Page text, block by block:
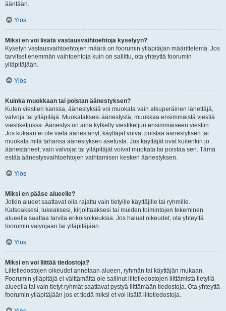
ääntään.
Ylös
Miksi en voi lisätä vastausvaihtoehtoja kyselyyn?
Kyselyn vastausvaihtoehtojen määrä on foorumin ylläpitäjän määrittelemä. Jos
tarvitset enemmän vaihtoehtoja kuin on sallittu, ota yhteyttä foorumin
ylläpitäjään.
Ylös
Kuinka muokkaan tai poistan äänestyksen?
Kuten viestien kanssa, äänestyksiä voi muokata vain alkuperäinen lähettäjä,
valvoja tai ylläpitäjä. Muokataksesi äänestystä, muokkaa ensimmäistä viestiä
viestiketjussa. Äänestys on aina kytketty viestiketjun ensimmäiseen viestiin.
Jos kukaan ei ole vielä äänestänyt, käyttäjät voivat poistaa äänestyksen tai
muokata mitä tahansa äänestyksen asetusta. Jos käyttäjät ovat kuitenkin jo
äänestäneet, vain valvojat tai ylläpitäjät voivat muokata tai poistaa sen. Tämä
estää äänestysvaihtoehtojen vaihtamisen kesken äänestyksen.
Ylös
Miksi en pääse alueelle?
Jotkin alueet saattavat olla rajattu vain tietyille käyttäjille tai ryhmille.
Katsoaksesi, lukeaksesi, kirjoittaaksesi tai muiden toimintojen tekeminen
alueella saattaa tarvita erikoisoikeuksia. Jos haluat oikeudet, ota yhteyttä
foorumin valvojaan tai ylläpitäjään.
Ylös
Miksi en voi liittää tiedostoja?
Liitetiedostojen oikeudet annetaan alueen, ryhmän tai käyttäjän mukaan.
Foorumin ylläpitäjä ei välttämättä ole sallinut liitetiedostojen liittämistä tietyllä
alueella tai vain tietyt ryhmät saattavat pystyä liittämään tiedostoja. Ota yhteyttä
foorumin ylläpitäjään jos et tiedä miksi et voi lisätä liitetiedostoja.